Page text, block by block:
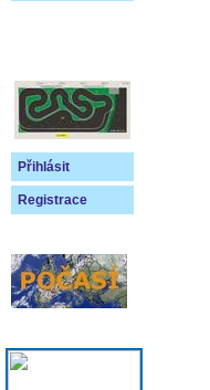
Přihlásit
Registrace